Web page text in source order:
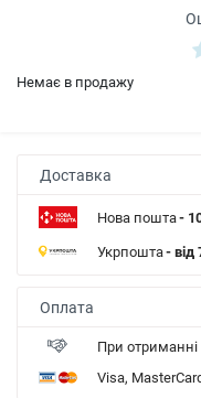
Немає в продажу
Доставка
Нова пошта-
Укрпошта- від
Оплата
При отриманні
Visa,